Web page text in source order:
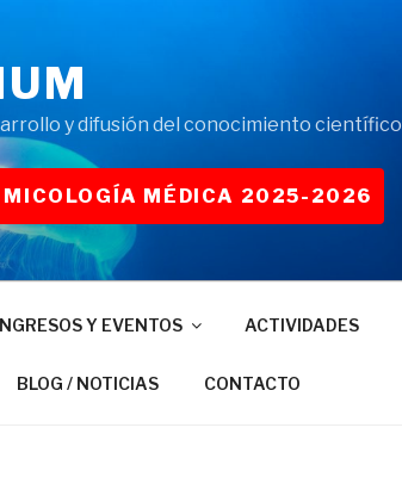
y difusión del conocimiento científico
MICOLOGÍA MÉDICA 2025-2026
Y EVENTOS ACTIVIDADES
BLOG / NOTICIAS CONTACTO